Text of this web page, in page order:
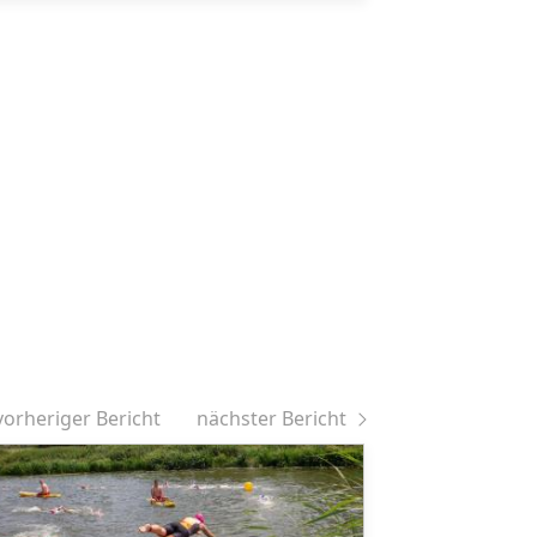
Bericht nächster Bericht